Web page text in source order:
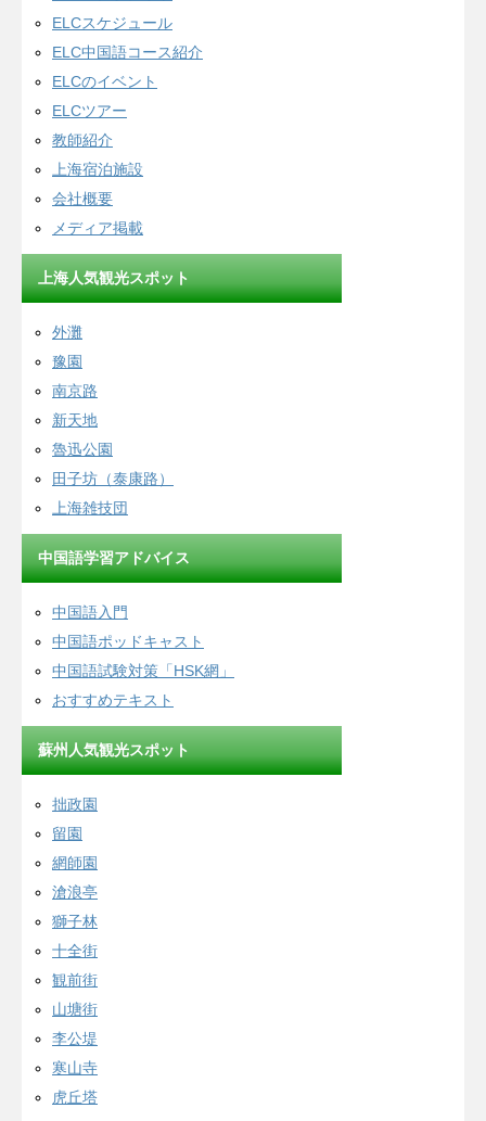
ELCスケジュール
ELC中国語コース紹介
ELCのイベント
ELCツアー
教師紹介
上海宿泊施設
会社概要
メディア掲載
上海人気観光スポット
外灘
豫園
南京路
新天地
魯迅公園
田子坊（泰康路）
上海雑技団
中国語学習アドバイス
中国語入門
中国語ポッドキャスト
中国語試験対策「HSK網」
おすすめテキスト
蘇州人気観光スポット
拙政園
留園
網師園
滄浪亭
獅子林
十全街
観前街
山塘街
李公堤
寒山寺
虎丘塔